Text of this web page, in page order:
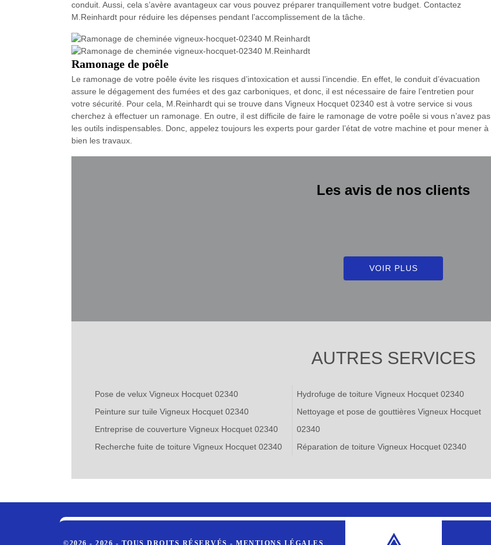
conduit. Aussi, cela s’avère avantageux car vous pouvez préparer tranquillement votre budget. Contactez
M.Reinhardt pour réduire les dépenses pendant l’accomplissement de la tâche.
Ramonage de poêle
Le ramonage de votre poêle évite les risques d’intoxication et aussi l’incendie. En effet, le conduit d’évacuation
assure le dégagement des fumées et des gaz carboniques, et donc, il est nécessaire de faire l’entretien pour
votre sécurité. Pour cela, M.Reinhardt qui se trouve dans Vigneux Hocquet 02340 est à votre service si vous
cherchez à effectuer un ramonage. En outre, il est difficile de faire le ramonage de votre poêle si vous n’avez pas
les outils indispensables. Donc, appelez toujours les experts pour garder l’état de votre machine et pour mener à
bien les travaux.
Les avis de nos clients
VOIR PLUS
AUTRES SERVICES
Pose de velux Vigneux Hocquet 02340
Peinture sur tuile Vigneux Hocquet 02340
Entreprise de couverture Vigneux Hocquet 02340
Recherche fuite de toiture Vigneux Hocquet 02340
Hydrofuge de toiture Vigneux Hocquet 02340
Nettoyage et pose de gouttières Vigneux Hocquet
02340
Réparation de toiture Vigneux Hocquet 02340
©2026 - 2026 - TOUS DROITS RÉSERVÉS -MENTIONS LÉGALES